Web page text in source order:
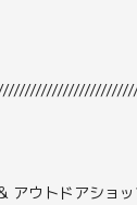
アウトドアショ